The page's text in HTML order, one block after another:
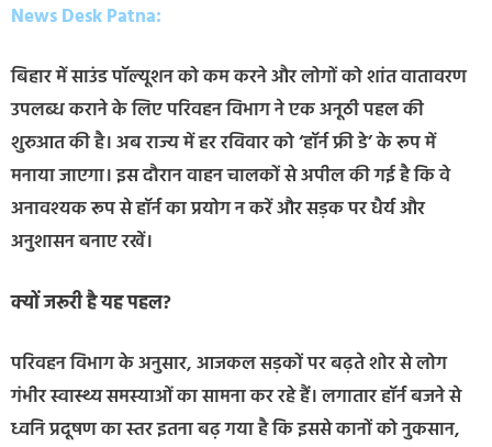
News Desk Patna:
बिहार में साउंड पॉल्यूशन को कम करने और लोगों को शांत वातावरण
उपलब्ध कराने के लिए परिवहन विभाग ने एक अनूठी पहल की
शुरुआत की है। अब राज्य में हर रविवार को ‘हॉर्न फ्री डे’ के रूप में
मनाया जाएगा। इस दौरान वाहन चालकों से अपील की गई है कि वे
अनावश्यक रूप से हॉर्न का प्रयोग न करें और सड़क पर धैर्य और
अनुशासन बनाए रखें।
क्यों जरूरी है यह पहल?
परिवहन विभाग के अनुसार, आजकल सड़कों पर बढ़ते शोर से लोग
गंभीर स्वास्थ्य समस्याओं का सामना कर रहे हैं। लगातार हॉर्न बजने से
ध्वनि प्रदूषण का स्तर इतना बढ़ गया है कि इससे कानों को नुकसान,